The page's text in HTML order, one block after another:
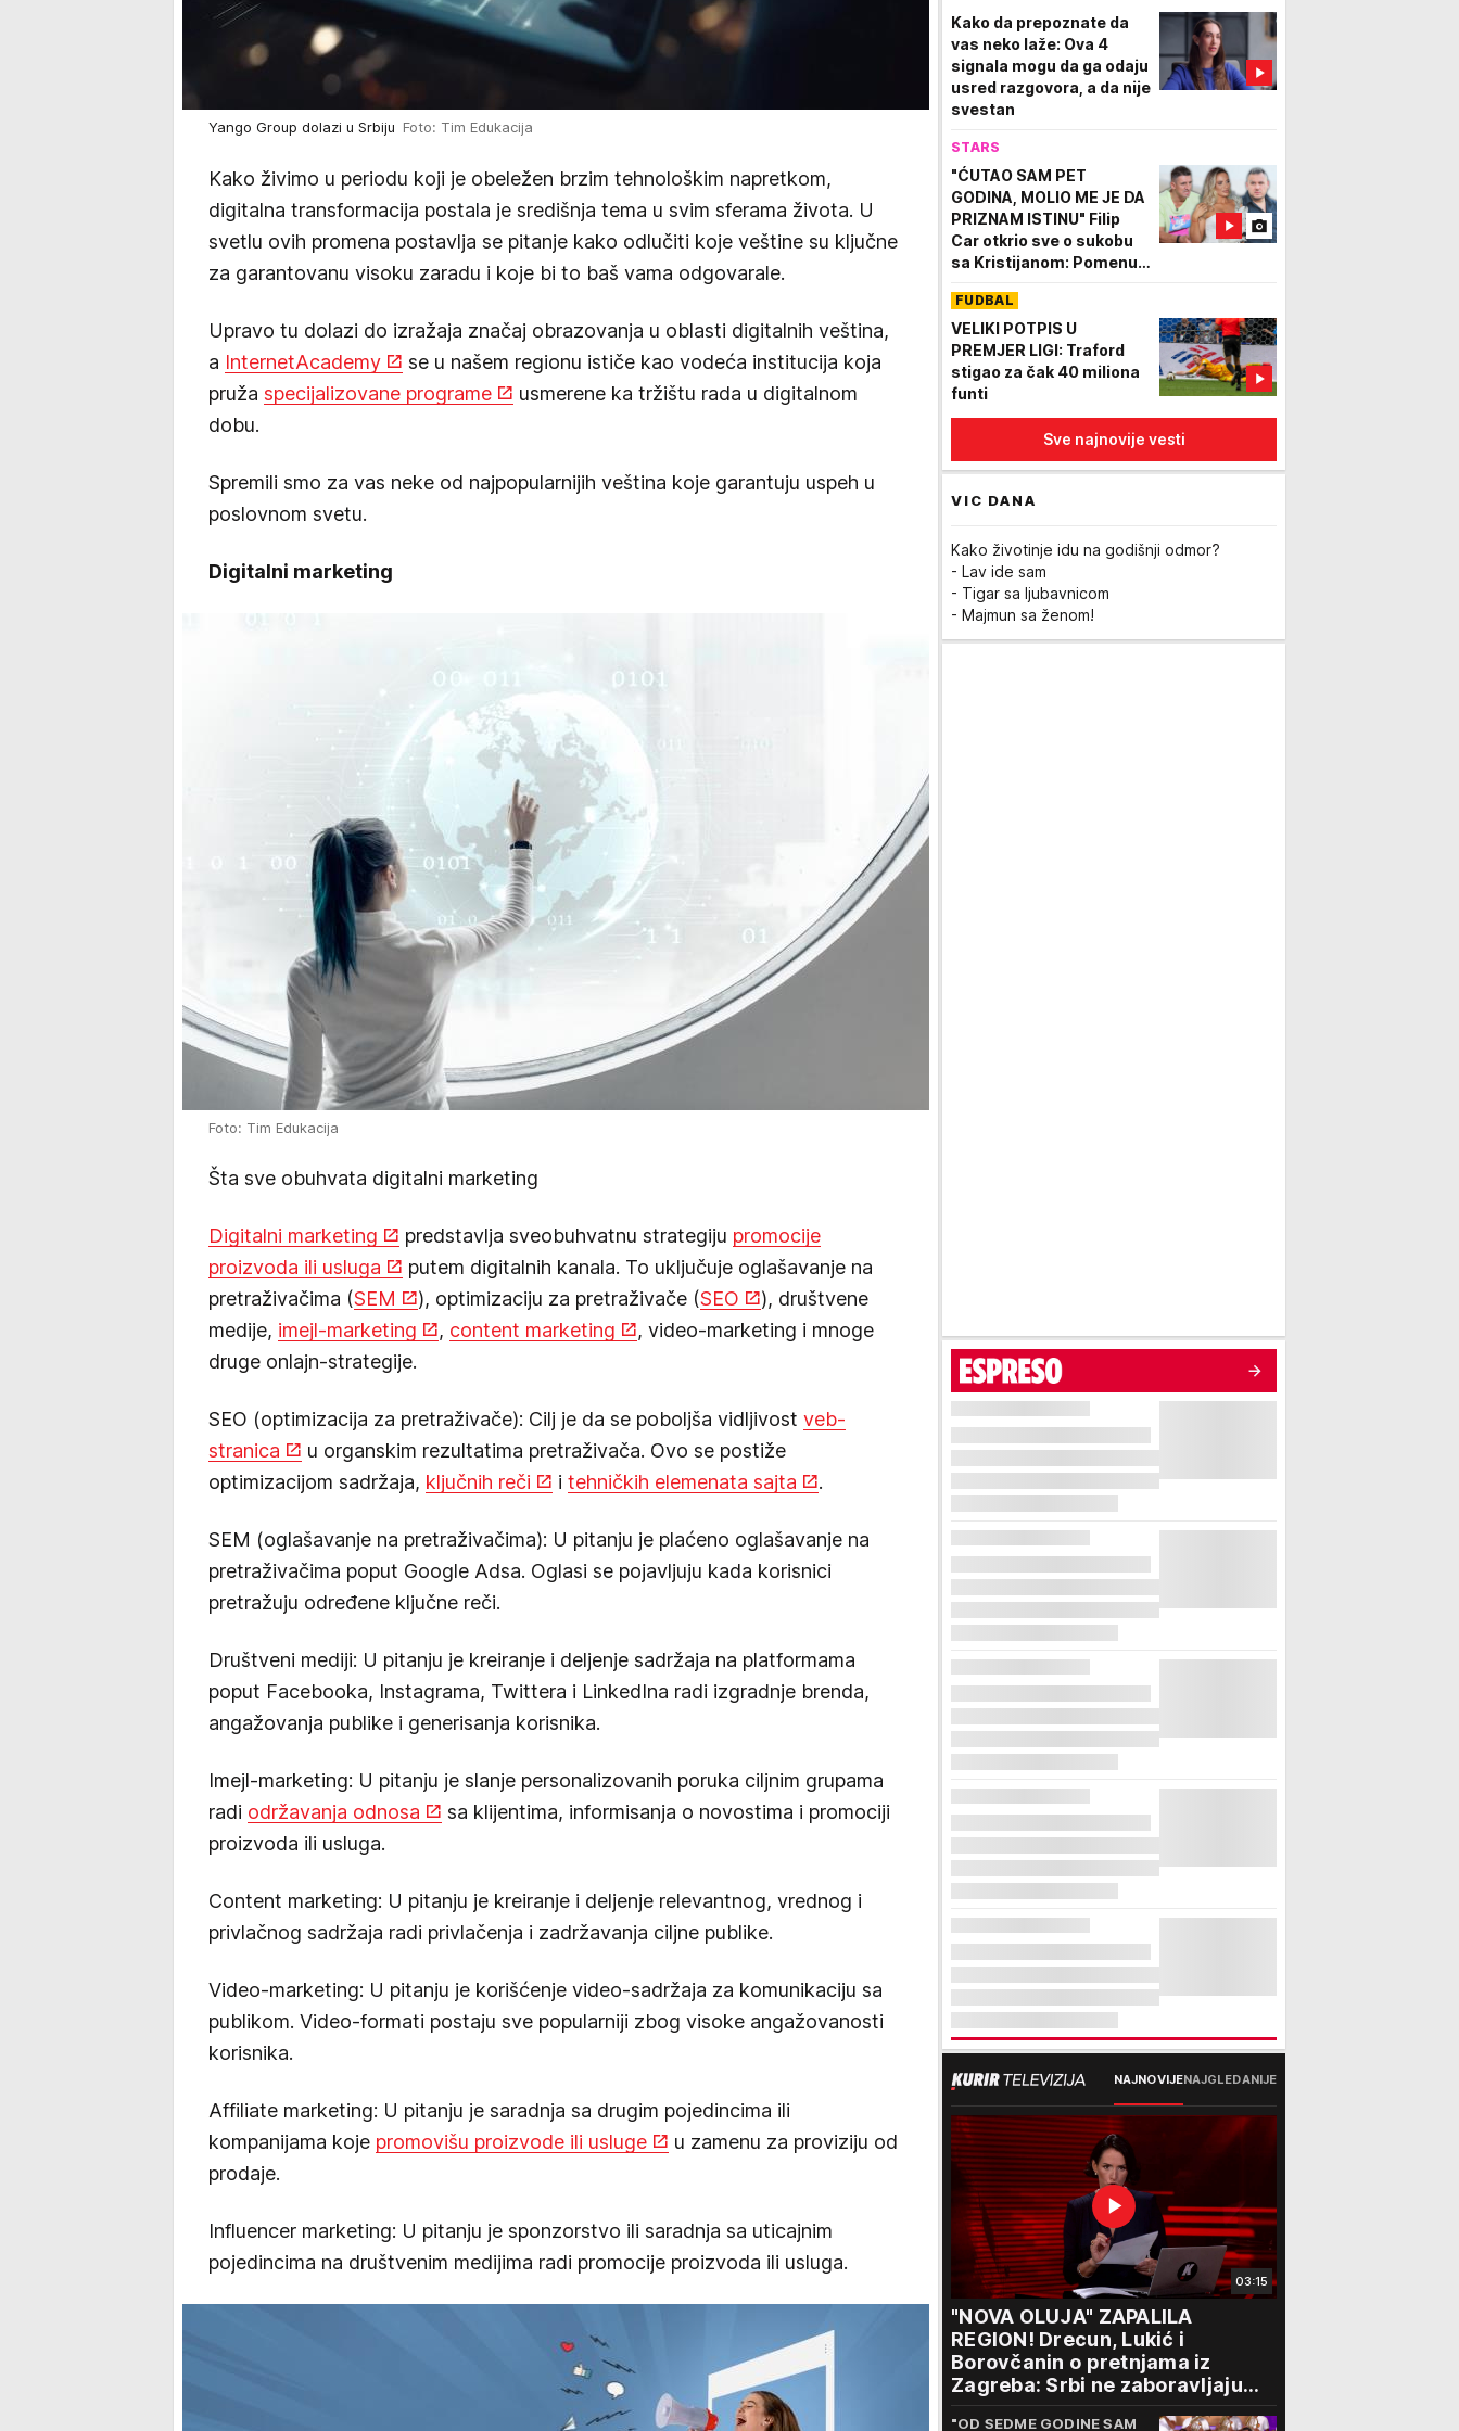
Yango Group dolazi u Srbiju Foto: Tim Edukacija
Kako živimo u periodu koji je obeležen brzim tehnološkim napretkom,
digitalna transformacija postala je središnja tema u svim sferama života. U
svetlu ovih promena postavlja se pitanje kako odlučiti koje veštine su ključne
za garantovanu visoku zaradu i koje bi to baš vama odgovarale.
Upravo tu dolazi do izražaja značaj obrazovanja u oblasti digitalnih veština,
a InternetAcademy
se u našem regionu ističe kao vodeća institucija koja
pruža specijalizovane programe
usmerene ka tržištu rada u digitalnom
dobu.
Spremili smo za vas neke od najpopularnijih veština koje garantuju uspeh u
poslovnom svetu.
Digitalni marketing
Foto: Tim Edukacija
Šta sve obuhvata digitalni marketing
Digitalni marketing predstavlja sveobuhvatnu strategiju promocije
proizvoda ili usluga
putem digitalnih kanala. To uključuje oglašavanje na
pretraživačima (SEM ), optimizaciju za pretraživače (SEO
), društvene
medije, imejl-marketing , content marketing
, video-marketing i mnoge
druge onlajn-strategije.
SEO (optimizacija za pretraživače): Cilj je da se poboljša vidljivost veb-
stranica
u organskim rezultatima pretraživača. Ovo se postiže
optimizacijom sadržaja, ključnih reči i tehničkih elemenata sajta .
SEM (oglašavanje na pretraživačima): U pitanju je plaćeno oglašavanje na
pretraživačima poput Google Adsa. Oglasi se pojavljuju kada korisnici
pretražuju određene ključne reči.
Društveni mediji: U pitanju je kreiranje i deljenje sadržaja na platformama
poput Facebooka, Instagrama, Twittera i LinkedIna radi izgradnje brenda,
angažovanja publike i generisanja korisnika.
Imejl-marketing: U pitanju je slanje personalizovanih poruka ciljnim grupama
radi održavanja odnosa
sa klijentima, informisanja o novostima i promociji
proizvoda ili usluga.
Content marketing: U pitanju je kreiranje i deljenje relevantnog, vrednog i
privlačnog sadržaja radi privlačenja i zadržavanja ciljne publike.
Video-marketing: U pitanju je korišćenje video-sadržaja za komunikaciju sa
publikom. Video-formati postaju sve popularniji zbog visoke angažovanosti
korisnika.
Affiliate marketing: U pitanju je saradnja sa drugim pojedincima ili
kompanijama koje promovišu proizvode ili usluge
u zamenu za proviziju od
prodaje.
Influencer marketing: U pitanju je sponzorstvo ili saradnja sa uticajnim
pojedincima na društvenim medijima radi promocije proizvoda ili usluga.
Kako da prepoznate da
vas neko laže: Ova 4
signala mogu da ga odaju
usred razgovora, a da nije
svestan
STARS
"ĆUTAO SAM PET
GODINA, MOLIO ME JE DA
PRIZNAM ISTINU" Filip
Car otkrio sve o sukobu
sa Kristijanom: Pomenuo
FUDBAL
VELIKI POTPIS U
PREMJER LIGI: Traford
stigao za čak 40 miliona
funti
Sve najnovije vesti
VIC DANA
Kako životinje idu na godišnji odmor?
- Lav ide sam
- Tigar sa ljubavnicom
- Majmun sa ženom!
NAJNOVIJENAJGLEDANIJE
03:15
"NOVA OLUJA" ZAPALILA
REGION! Drecun, Lukić i
Borovčanin o pretnjama iz
Zagreba: Srbi ne zaboravljaju
progon
"OD SEDME GODINE SAM